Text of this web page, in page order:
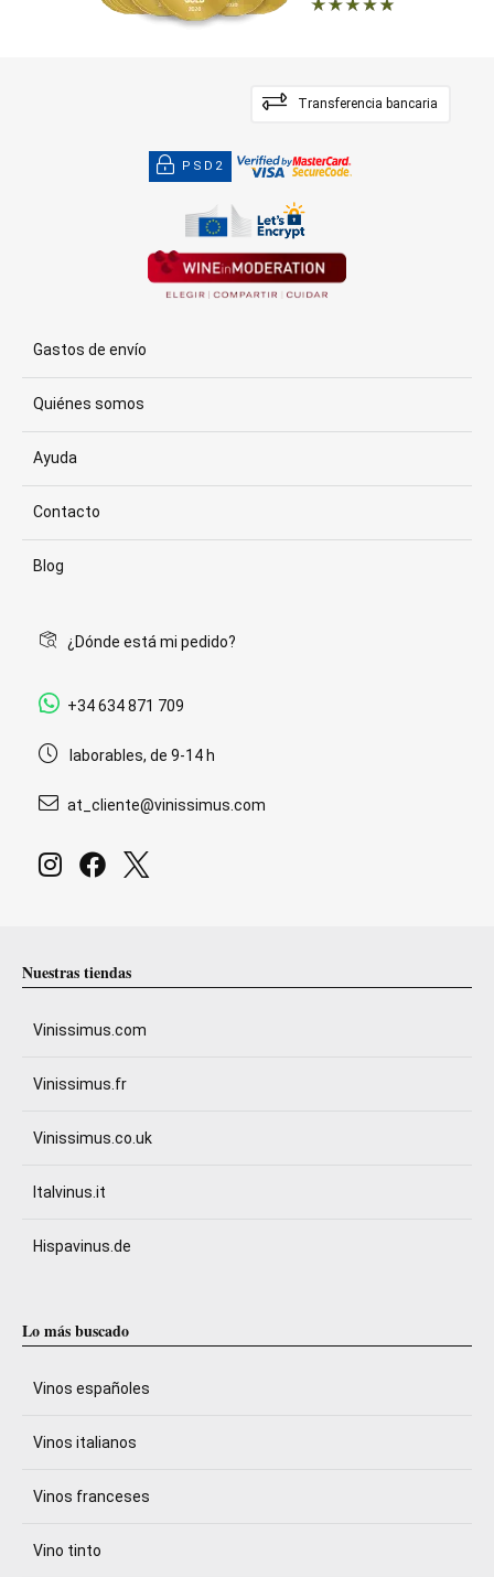
Transferencia bancaria
PSD2
Gastos de envío
Quiénes somos
Ayuda
Contacto
Blog
¿Dónde está mi pedido?
+34 634 871 709
laborables, de 9-14 h
at_cliente@vinissimus.com
Nuestras tiendas
Vinissimus.com
Vinissimus.fr
Vinissimus.co.uk
Italvinus.it
Hispavinus.de
Lo más buscado
Vinos españoles
Vinos italianos
Vinos franceses
Vino tinto